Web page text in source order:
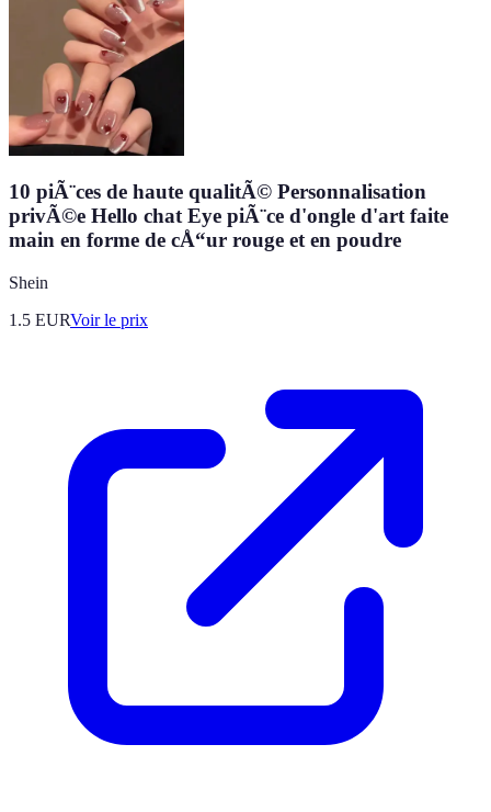
10 piÃ¨ces de haute qualitÃ© Personnalisation
privÃ©e Hello chat Eye piÃ¨ce d'ongle d'art faite
main en forme de cÅ“ur rouge et en poudre
Shein
1.5 EURVoir le prix